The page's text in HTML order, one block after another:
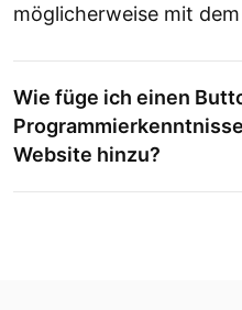
möglicherweise mit
Wie füge ich einen
Website hinzu?